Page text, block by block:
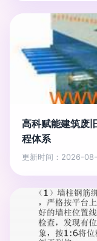
高科赋能建筑废
程体系
更新时间：2026-